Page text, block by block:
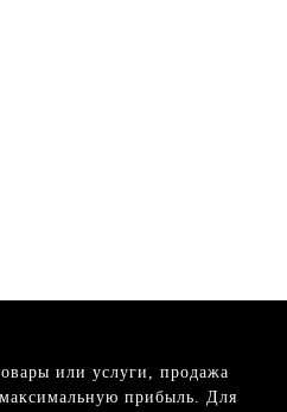
или услуги, продажа
прибыль. Для